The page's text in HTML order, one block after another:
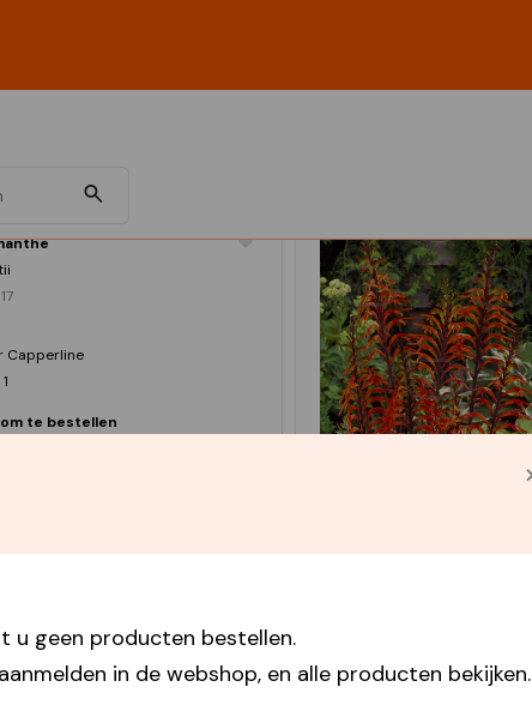
u geen producten bestellen.
in de webshop, en alle producten bekijken.
Capperline
te bestellen